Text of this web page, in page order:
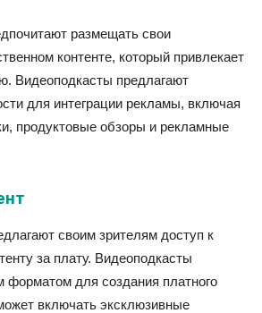
размещать свои
контенте, который привлекает
Видеоподкасты предлагают
для интеграции рекламы, включая
продуктовые обзоры и рекламные
своим зрителям доступ к
за плату. Видеоподкасты
форматом для создания платного
включать эксклюзивные